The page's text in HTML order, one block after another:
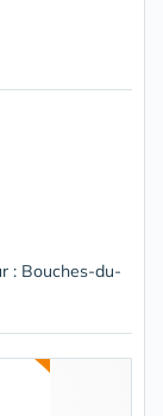
: Bouches-du-